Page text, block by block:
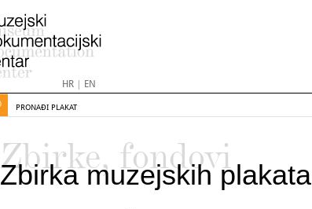
HR| EN
PRONAĐI PLAKAT
Zbirke, fondovi
Zbirka muzejskih plakata